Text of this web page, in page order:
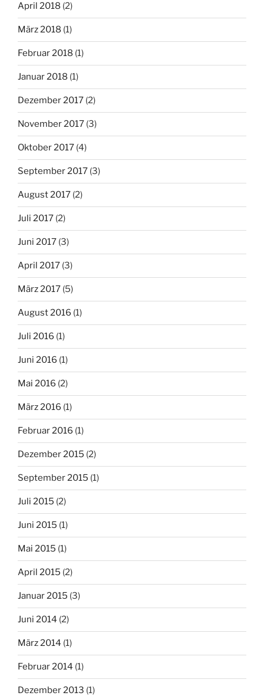
April 2018 (2)
März 2018 (1)
Februar 2018 (1)
Januar 2018 (1)
Dezember 2017 (2)
November 2017 (3)
Oktober 2017 (4)
September 2017 (3)
August 2017 (2)
Juli 2017 (2)
Juni 2017 (3)
April 2017 (3)
März 2017 (5)
August 2016 (1)
Juli 2016 (1)
Juni 2016 (1)
Mai 2016 (2)
März 2016 (1)
Februar 2016 (1)
Dezember 2015 (2)
September 2015 (1)
Juli 2015 (2)
Juni 2015 (1)
Mai 2015 (1)
April 2015 (2)
Januar 2015 (3)
Juni 2014 (2)
März 2014 (1)
Februar 2014 (1)
Dezember 2013 (1)